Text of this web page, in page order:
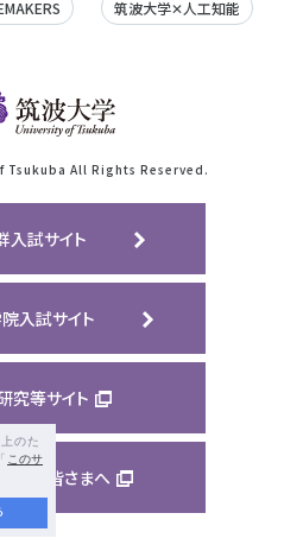
のた
このサ
筑波大学✕人工知能
Tsukuba All Rights Reserved.
入試サイト
入試サイト
究等サイト
さる皆さまへ